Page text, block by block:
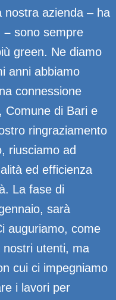
nostra azienda – ha
– sono sempre
green. Ne diamo
anni abbiamo
connessione
Comune di Bari e
ringraziamento
riusciamo ad
ed efficienza
La fase di
sarà
auguriamo, come
nostri utenti, ma
cui ci impegniamo
i lavori per